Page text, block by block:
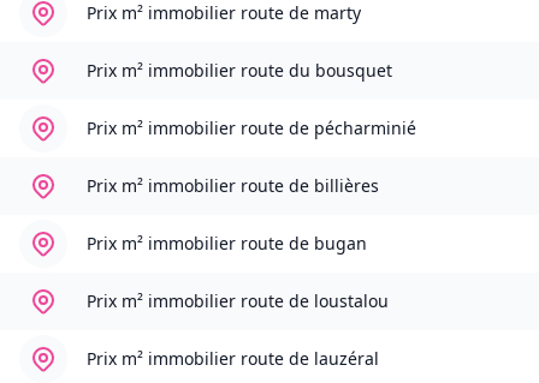
Prix m² immobilier route de marty
Prix m² immobilier route du bousquet
Prix m² immobilier route de pécharminié
Prix m² immobilier route de billières
Prix m² immobilier route de bugan
Prix m² immobilier route de loustalou
Prix m² immobilier route de lauzéral